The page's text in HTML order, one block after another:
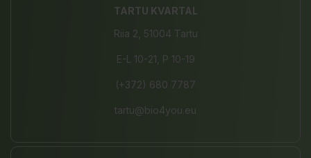
TARTU KVARTAL
Riia 2, 51004 Tartu
E-L 10-21, P 10-19
(+372) 680 7787
tartu@bio4you.eu